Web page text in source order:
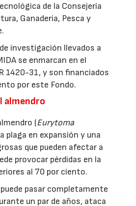
de la Consejería
Ganadería, Pesca y
investigación llevados a
se enmarcan en el
1420-31, y son financiados
por este Fondo.
almendro
(Eurytoma
plaga en expansión y una
que pueden afectar a
provocar pérdidas en la
al 70 por ciento.
pasar completamente
un par de años, ataca